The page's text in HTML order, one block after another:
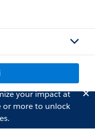
your impact at
more to unlock